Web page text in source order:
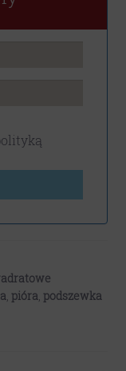
pióra podszewka